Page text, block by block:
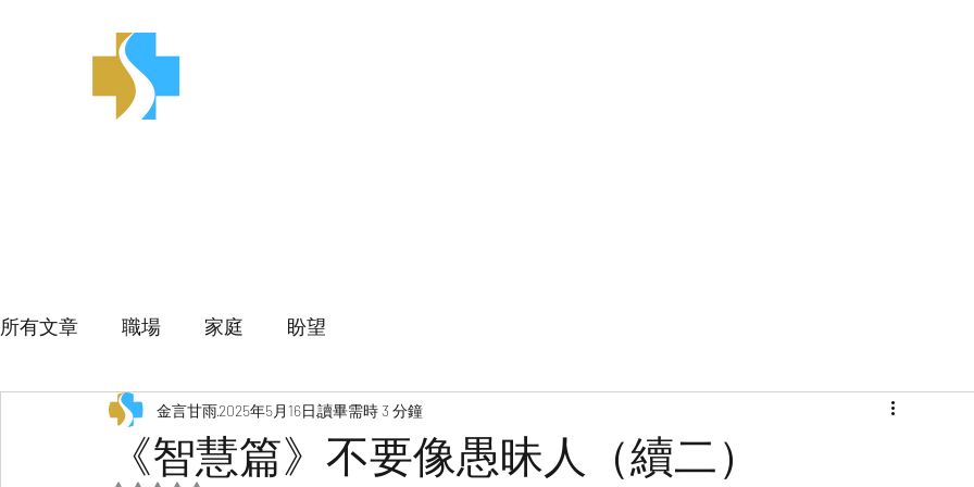
所有文章 職場 家庭 盼望
《智慧篇》不要像愚昧人（續二）
金言甘雨2025年5月16日讀畢需時 3 分鐘